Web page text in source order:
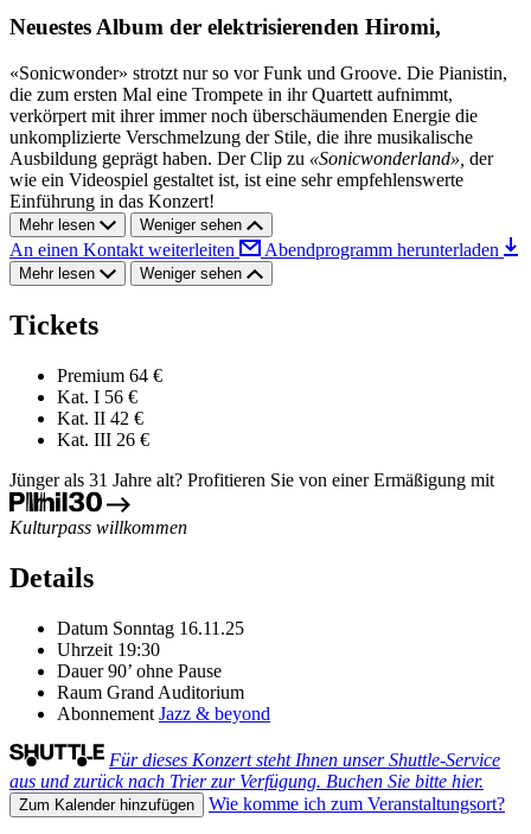
Neuestes Album der elektrisierenden Hiromi,
«Sonicwonder» strotzt nur so vor Funk und Groove. Die Pianistin,
die zum ersten Mal eine Trompete in ihr Quartett aufnimmt,
verkörpert mit ihrer immer noch überschäumenden Energie die
unkomplizierte Verschmelzung der Stile, die ihre musikalische
Ausbildung geprägt haben. Der Clip zu «Sonicwonderland», der
wie ein Videospiel gestaltet ist, ist eine sehr empfehlenswerte
Einführung in das Konzert!
Mehr lesen Weniger sehen
An einen Kontakt weiterleiten Abendprogramm herunterladen
Mehr lesen Weniger sehen
Tickets
Premium 64 €
Kat. I 56 €
Kat. II 42 €
Kat. III 26 €
Jünger als 31 Jahre alt? Profitieren Sie von einer Ermäßigung mit
Kulturpass willkommen
Details
Datum Sonntag 16.11.25
Uhrzeit 19:30
Dauer 90’ ohne Pause
Raum Grand Auditorium
Abonnement Jazz & beyond
Für dieses Konzert steht Ihnen unser Shuttle-Service
aus und zurück nach Trier zur Verfügung. Buchen Sie bitte hier.
Zum Kalender hinzufügen Wie komme ich zum Veranstaltungsort?